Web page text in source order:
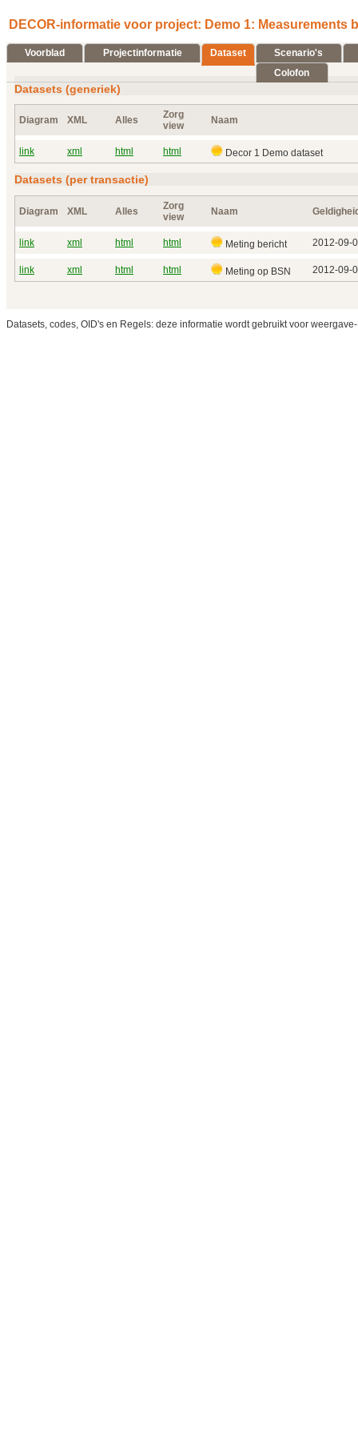
DECOR-informatie voor project: Demo 1: Measurements
Voorblad Projectinformatie Dataset
Scenario's
Colofon
Datasets (generiek)
Diagram XML Alles
Zorg
view
Naam
link xml html html Decor 1 Demo dataset
Datasets (per transactie)
Diagram XML Alles
Zorg
view
Naam
link xml html html Meting bericht
link xml html html Meting op BSN
Datasets, codes, OID's en Regels: deze informatie wordt gebruikt voor